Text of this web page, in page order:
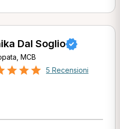
Dal Soglio
MCB
5 Recensioni